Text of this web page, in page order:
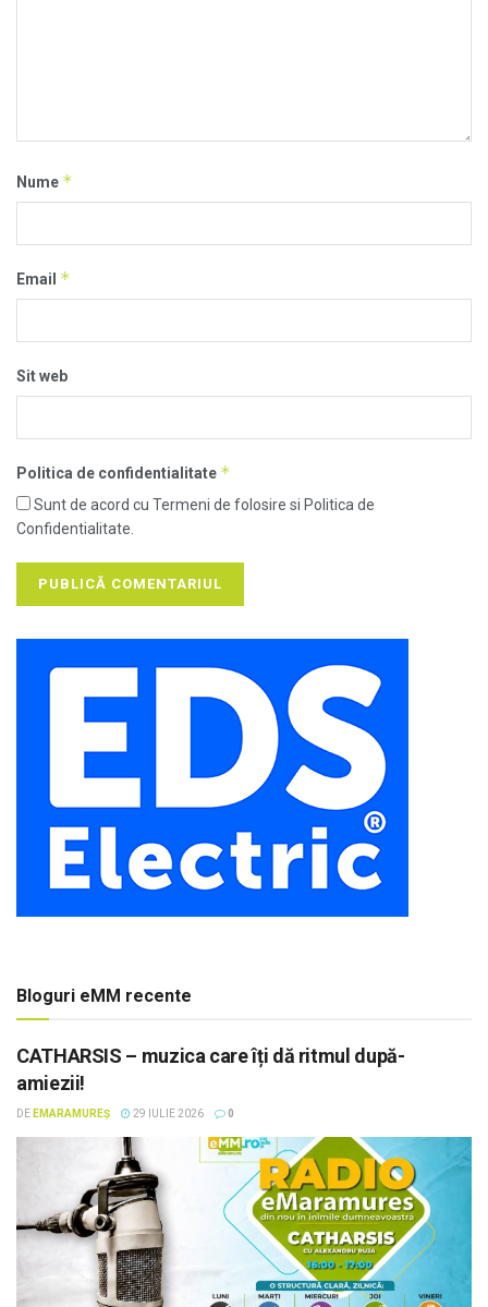
Nume *
Email *
Sit web
Politica de confidentialitate *
Sunt de acord cu Termeni de folosire si Politica de
Confidentialitate.
Bloguri eMM recente
CATHARSIS – muzica care îți dă ritmul după-
amiezii!
DE EMARAMUREȘ 29 IULIE 2026 0